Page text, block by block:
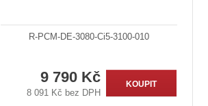
R-PCM-DE-3080-Ci5-3100-010
9 790 Kč
8 091 Kč bez DPH
KOUPIT